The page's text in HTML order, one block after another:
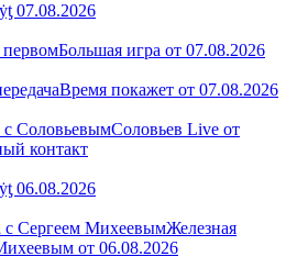
07.08.2026
Большая игра от 07.08.2026
Время покажет от 07.08.2026
Соловьев Live от
контакт
06.08.2026
Железная
от 06.08.2026